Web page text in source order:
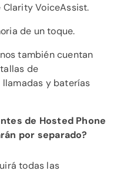
VoiceAssist.
de un toque.
también cuentan
de
y baterías
de Hosted Phone
por separado?
todas las